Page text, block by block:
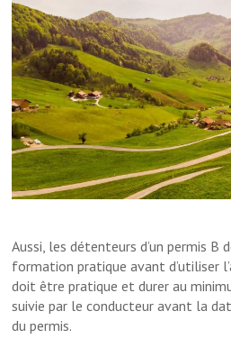
Aussi, les détenteurs d’un permis B
formation pratique avant d’utiliser
doit être pratique et durer au
suivie par le conducteur avant la
du permis.